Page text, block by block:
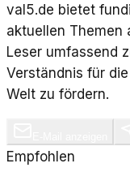
val5.de bietet
aktuellen Themen
Leser umfassend
Verständnis für
Welt zu fördern.
Empfohlen